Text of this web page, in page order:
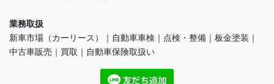
業務取扱
新車市場（カーリース）｜自動車車検｜点検・整備｜板金塗装｜
中古車販売｜買取｜自動車保険取扱い